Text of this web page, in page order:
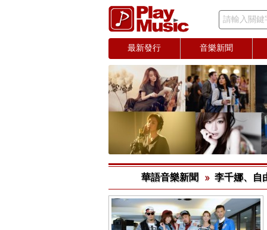
請輸入關鍵
最新發行 音樂新聞
華語音樂新聞 李千娜、自